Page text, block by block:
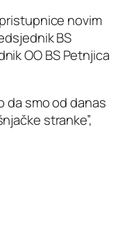
novim
BS
OO BS Petnjica
da smo od danas
stranke”,